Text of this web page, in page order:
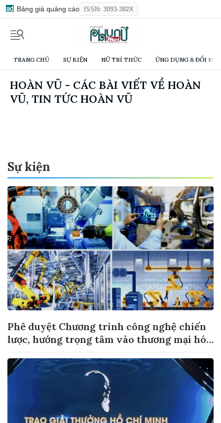
Bảng giá quảng cáo ISSN: 3093-382X
TRANG CHỦ SỰ KIỆN NỮ TRÍ THỨC ỨNG DỤNG & ĐỔI
HOÀN VŨ - CÁC BÀI VIẾT VỀ HOÀN
VŨ, TIN TỨC HOÀN VŨ
Sự kiện
Phê duyệt Chương trình công nghệ chiến
lược, hướng trọng tâm vào thương mại hóa